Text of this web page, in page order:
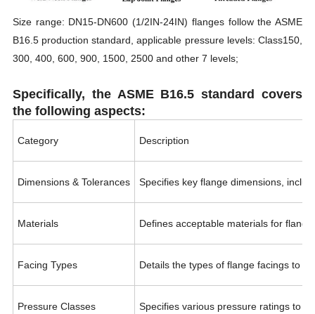
Size range: DN15-DN600 (1/2IN-24IN) flanges follow the ASME
B16.5 production standard, applicable pressure levels: Class150,
300, 400, 600, 900, 1500, 2500 and other 7 levels;
Specifically, the ASME B16.5 standard covers
the following aspects:
Category Description
Dimensions & Tolerances Specifies key flange dimensions,
Materials Defines acceptable materials for
Facing Types Details the types of flange facings to
Pressure Classes Specifies various pressure ratings to